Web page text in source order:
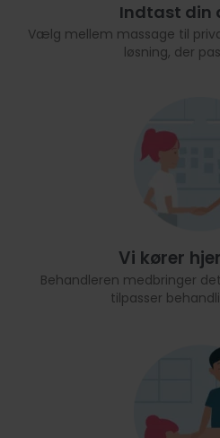
Indtast din
Vælg mellem massage til
løsning, der
Vi kører
Behandleren medbringer
tilpasser